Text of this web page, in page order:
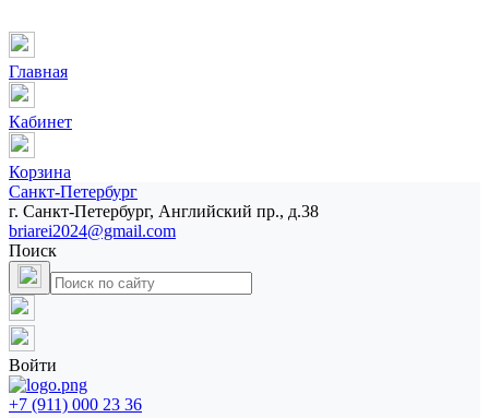
Главная
Кабинет
Корзина
Санкт-Петербург
г. Санкт-Петербург, Английский пр., д.38
briarei2024@gmail.com
Поиск
Войти
+7 (911) 000 23 36